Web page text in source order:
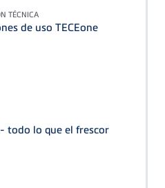
TÉCNICA
de uso TECEone
- todo lo que el frescor